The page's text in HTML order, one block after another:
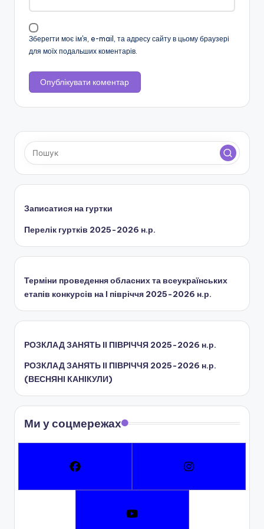
н
с
ь
к
о
о
б
л
с
н
о
р
а
и
Зберегти моє ім'я, e-mail, та адресу сайту в цьому браузері
для моїх подальших коментарів.
Записатися на гуртки
Перелік гуртків 2025-2026 н.р.
Терміни проведення обласних та всеукраїнських
етапів конкурсів на І півріччя 2025-2026 н.р.
РОЗКЛАД ЗАНЯТЬ IІ ПІВРІЧЧЯ 2025-2026 н.р.
РОЗКЛАД ЗАНЯТЬ IІ ПІВРІЧЧЯ 2025-2026 н.р.
(ВЕСНЯНІ КАНІКУЛИ)
Ми у соцмережах